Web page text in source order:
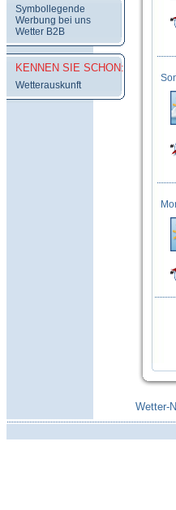
Symbollegende
Werbung bei uns
Wetter B2B
KENNEN SIE SCHON:
Wetterauskunft
Wetter-